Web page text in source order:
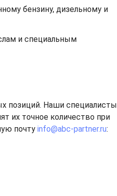
бензину, дизельному и
и специальным
позиций. Наши специалисты
их точное количество при
почту info@abc-partner.ru: